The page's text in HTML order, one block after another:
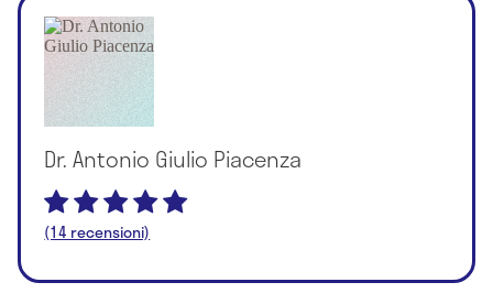
Dr. Antonio Giulio Piacenza
(14 recensioni)